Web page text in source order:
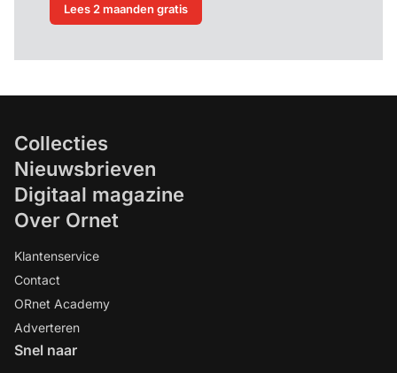
Lees 2 maanden gratis
Collecties
Nieuwsbrieven
Digitaal magazine
Over Ornet
Klantenservice
Contact
ORnet Academy
Adverteren
Snel naar